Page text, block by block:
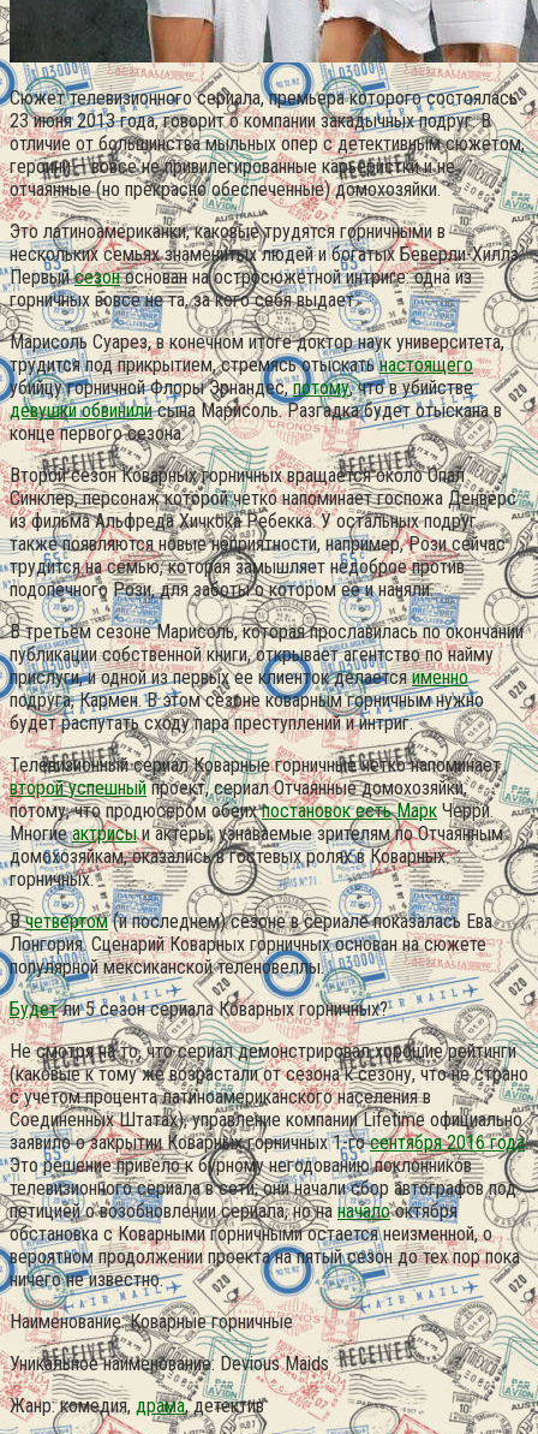
Сюжет телевизионного сериала, премьера которого состоялась
23 июня 2013 года, говорит о компании закадычных подруг. В
отличие от большинства мыльных опер с детективным сюжетом,
героини – вовсе не привилегированные карьеристки и не
отчаянные (но прекрасно обеспеченные) домохозяйки.
Это латиноамериканки, каковые трудятся горничными в
нескольких семьях знаменитых людей и богатых Беверли-Хиллз.
Первыйсезоноснован на остросюжетной интриге: одна из
горничных вовсе не та, за кого себя выдает.
Марисоль Суарез, в конечном итоге доктор наук университета,
трудится под прикрытием, стремясь отыскатьнастоящего
убийцу горничной Флоры Эрнандес,потому, что в убийстве
девушки обвинилисына Марисоль.Разгадка будет отыскана в
конце первого сезона.
Второй сезон Коварных горничных вращается около Опал
Синклер, персонаж которой четко напоминает госпожа Денверс
из фильма Альфреда Хичкока Ребекка. У остальных подруг
также появляются новые неприятности, например, Рози сейчас
трудится на семью, которая замышляет недоброе против
подопечного Рози, для заботы о котором ее и наняли.
В третьем сезоне Марисоль, которая прославилась по окончании
публикации собственной книги, открывает агентство по найму
прислуги, и одной из первых ее клиенток делаетсяименно
подруга, Кармен. В этом сезоне коварным горничным нужно
будет распутать сходу пара преступлений и интриг.
Телевизионный сериал Коварные горничные четко напоминает
второй успешныйпроект, сериал Отчаянные домохозяйки,
потому, что продюсером обеихпостановок есть Марк Черри.
Многиеактрисыи актёры, узнаваемые зрителям по Отчаянным
домохозяйкам, оказались в гостевых ролях в Коварных
горничных.
Вчетвертом(и последнем) сезоне в сериале показалась Ева
Лонгория. Сценарий Коварных горничных основан на сюжете
популярной мексиканской теленовеллы.
Будетли 5 сезон сериала Коварных горничных?
Не смотря на то, что сериал демонстрировал хорошие рейтинги
(каковые к тому же возрастали от сезона к сезону, что не страно
с учетом процента латиноамериканского населения в
Соединенных Штатах), управление компании Lifetime официально
заявило о закрытии Коварных горничных 1-госентября 2016 года.
Это решение привело к бурному негодованию поклонников
телевизионного сериала в сети; они начали сбор автографов под
петицией о возобновлении сериала, но на началооктября
обстановка с Коварными горничными остается неизменной, о
вероятном продолжении проекта на пятый сезон до тех пор пока
ничего не известно.
Наименование: Коварные горничные
Уникальное наименование: Devious Maids
Жанр: комедия, драма, детектив